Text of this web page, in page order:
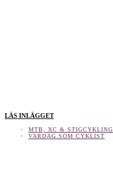
LÄS INLÄGGET
MTB, XC & STIGCYKLING
VARDAG SOM CYKLIST